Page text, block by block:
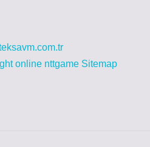
online nttgame Sitemap